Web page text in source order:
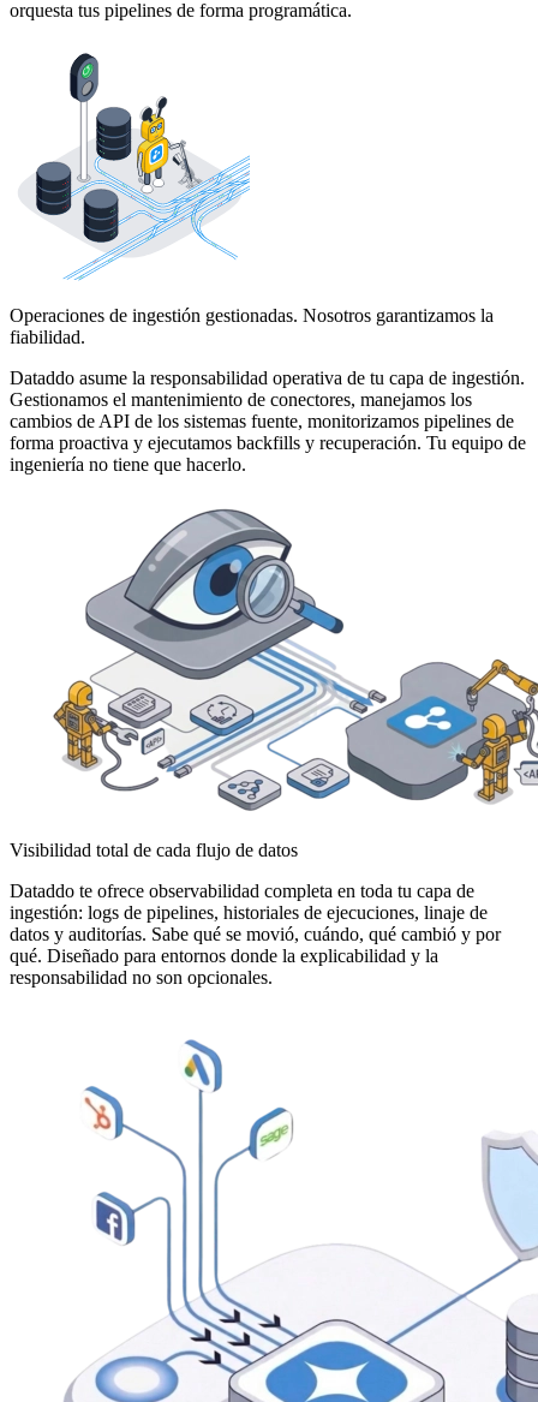
orquesta tus pipelines de forma programática.
Operaciones de ingestión gestionadas. Nosotros garantizamos la
fiabilidad.
Dataddo asume la responsabilidad operativa de tu capa de ingestión.
Gestionamos el mantenimiento de conectores, manejamos los
cambios de API de los sistemas fuente, monitorizamos pipelines de
forma proactiva y ejecutamos backfills y recuperación. Tu equipo de
ingeniería no tiene que hacerlo.
Visibilidad total de cada flujo de datos
Dataddo te ofrece observabilidad completa en toda tu capa de
ingestión: logs de pipelines, historiales de ejecuciones, linaje de
datos y auditorías. Sabe qué se movió, cuándo, qué cambió y por
qué. Diseñado para entornos donde la explicabilidad y la
responsabilidad no son opcionales.